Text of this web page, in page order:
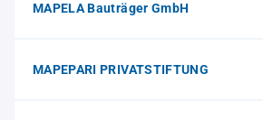
MAPELA Bauträger GmbH
MAPEPARI PRIVATSTIFTUNG